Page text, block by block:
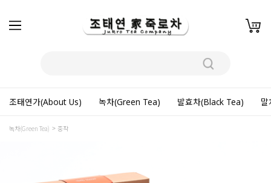
조태연가(About Us) 녹차(Green Tea) 발효차(Black Tea)
녹차(Green Tea) 중작